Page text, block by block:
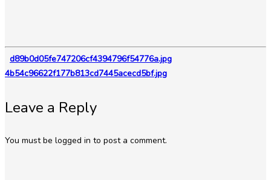
d89b0d05fe747206cf4394796f54776a.jpg
4b54c96622f177b813cd7445acecd5bf.jpg
Leave a Reply
You must be logged in to post a comment.